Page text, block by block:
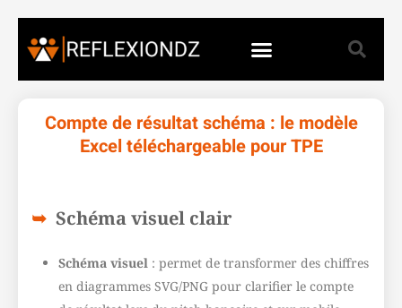
Compte de résultat schéma : le modèle
Excel téléchargeable pour TPE
Schéma visuel clair
Schéma visuel : permet de transformer des chiffres
en diagrammes SVG/PNG pour clarifier le compte